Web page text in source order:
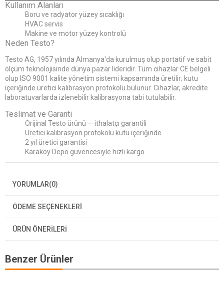
Kullanım Alanları
Boru ve radyator yüzey sıcaklığı
HVAC servis
Makine ve motor yüzey kontrolü
Neden Testo?
Testo AG, 1957 yılında Almanya'da kurulmuş olup portatif ve sabit
ölçüm teknolojisinde dünya pazar lideridir. Tüm cihazlar CE belgeli
olup ISO 9001 kalite yönetim sistemi kapsamında üretilir; kutu
içeriğinde üretici kalibrasyon protokolü bulunur. Cihazlar, akredite
laboratuvarlarda izlenebilir kalibrasyona tabi tutulabilir.
Teslimat ve Garanti
Orijinal Testo ürünü — ithalatçı garantili
Üretici kalibrasyon protokolü kutu içeriğinde
2 yıl üretici garantisi
Karaköy Depo güvencesiyle hızlı kargo
YORUMLAR(0)
ÖDEME SEÇENEKLERI
ÜRÜN ÖNERILERI
Benzer Ürünler